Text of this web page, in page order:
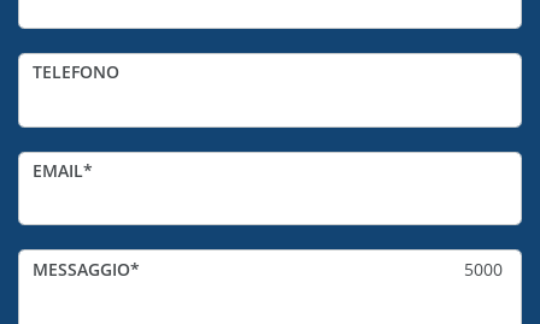
TELEFONO
EMAIL
MESSAGGIO 5000